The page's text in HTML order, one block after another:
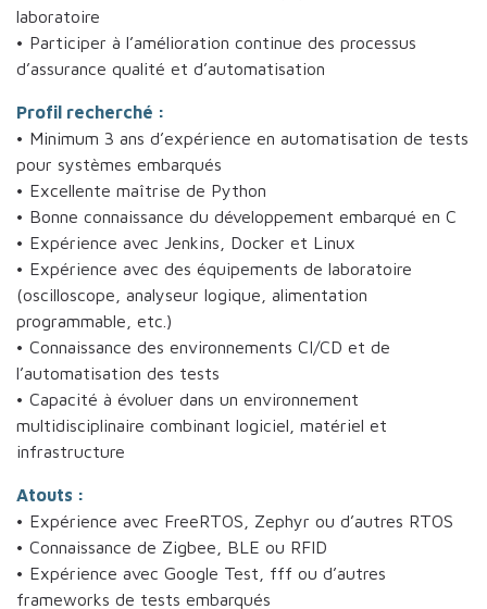
laboratoire
• Participer à l’amélioration continue des processus
d’assurance qualité et d’automatisation
Profil recherché :
• Minimum 3 ans d’expérience en automatisation de tests
pour systèmes embarqués
• Excellente maîtrise de Python
• Bonne connaissance du développement embarqué en C
• Expérience avec Jenkins, Docker et Linux
• Expérience avec des équipements de laboratoire
(oscilloscope, analyseur logique, alimentation
programmable, etc.)
• Connaissance des environnements CI/CD et de
l’automatisation des tests
• Capacité à évoluer dans un environnement
multidisciplinaire combinant logiciel, matériel et
infrastructure
Atouts :
• Expérience avec FreeRTOS, Zephyr ou d’autres RTOS
• Connaissance de Zigbee, BLE ou RFID
• Expérience avec Google Test, fff ou d’autres
frameworks de tests embarqués